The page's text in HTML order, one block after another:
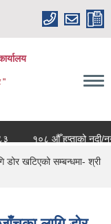
"
१०८ औँ हप्ताको नदी/
खटिएको सम्बन्धमा- श्री